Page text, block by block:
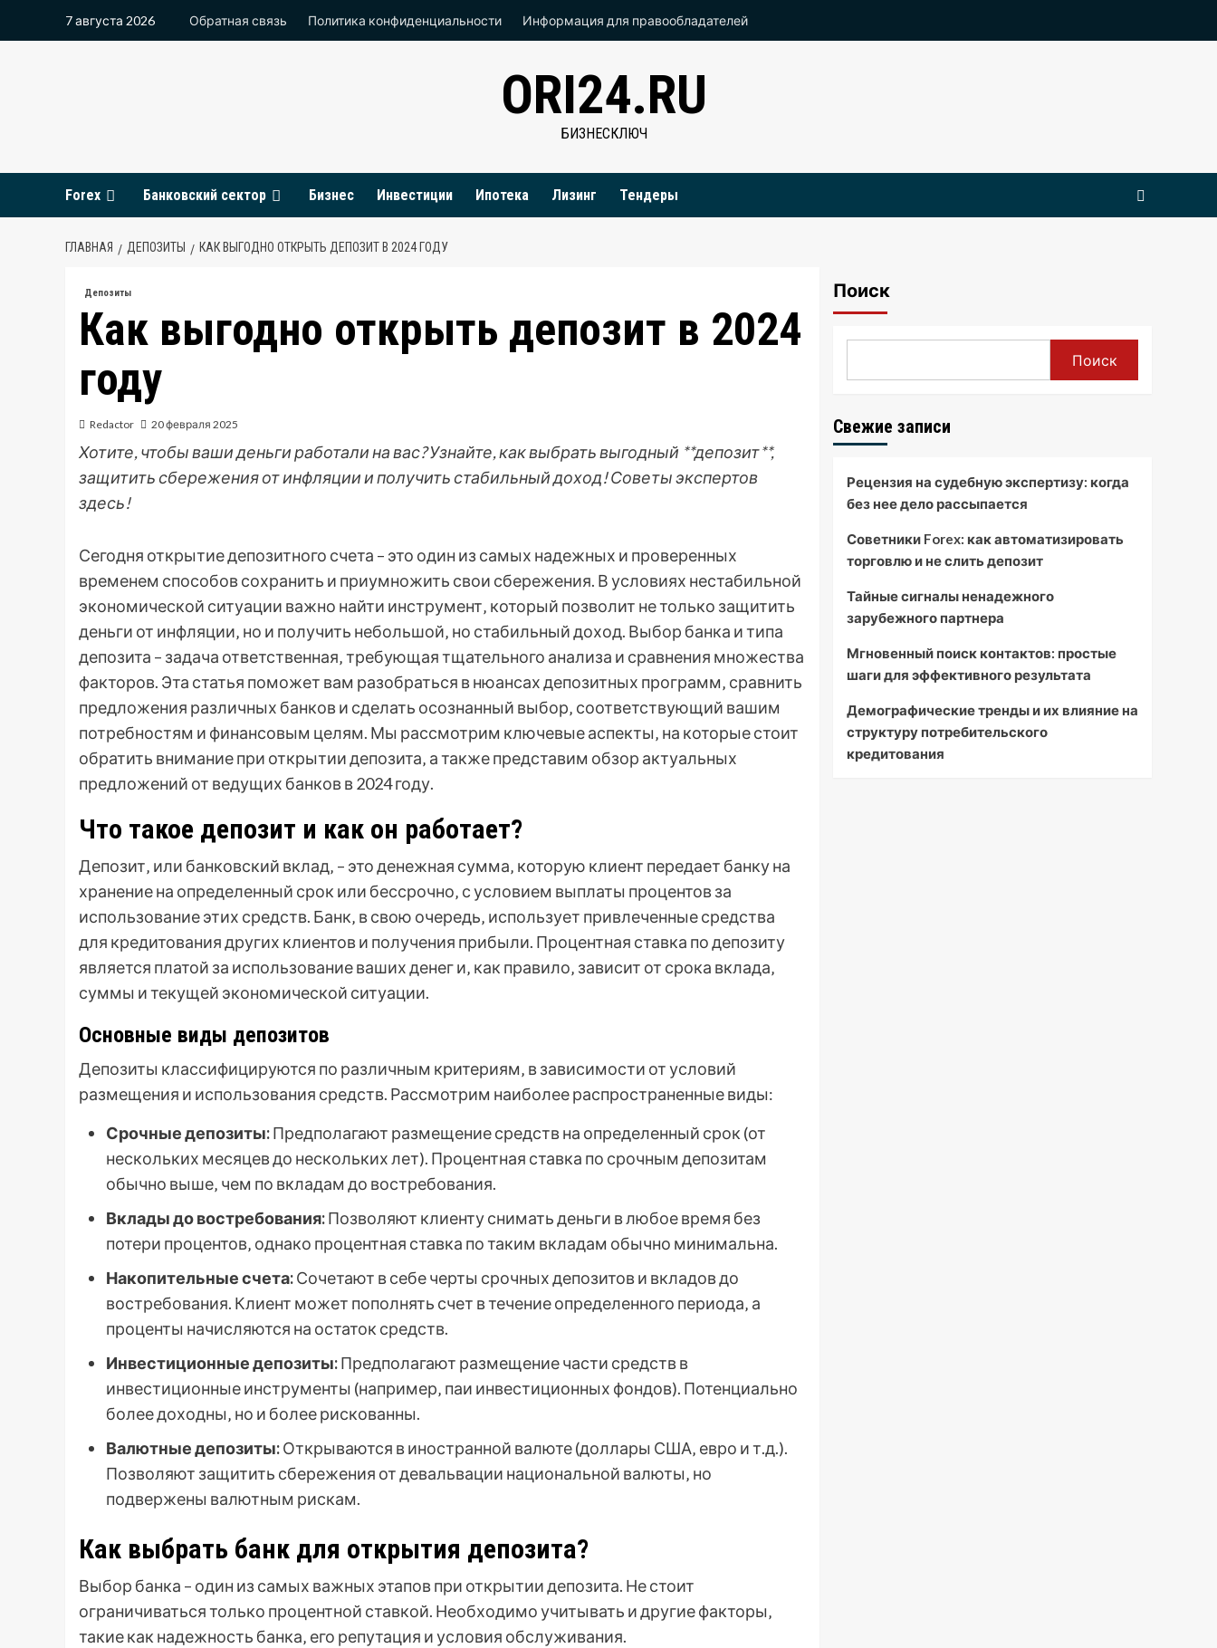
7 августа 2026 Обратная связь Политика конфиденциальности Информация для правообладателей
ORI24.RU
БИЗНЕСКЛЮЧ
Forex Банковский сектор Бизнес Инвестиции Ипотека Лизинг Тендеры
ГЛАВНАЯ ДЕПОЗИТЫ КАК ВЫГОДНО ОТКРЫТЬ ДЕПОЗИТ В 2024 ГОДУ
Депозиты
Как выгодно открыть депозит в 2024
году
Redactor 20 февраля 2025
Хотите, чтобы ваши деньги работали на вас? Узнайте, как выбрать выгодный **депозит**,
защитить сбережения от инфляции и получить стабильный доход! Советы экспертов
здесь!
Сегодня открытие депозитного счета – это один из самых надежных и проверенных
временем способов сохранить и приумножить свои сбережения. В условиях нестабильной
экономической ситуации важно найти инструмент‚ который позволит не только защитить
деньги от инфляции‚ но и получить небольшой‚ но стабильный доход. Выбор банка и типа
депозита – задача ответственная‚ требующая тщательного анализа и сравнения множества
факторов. Эта статья поможет вам разобраться в нюансах депозитных программ‚ сравнить
предложения различных банков и сделать осознанный выбор‚ соответствующий вашим
потребностям и финансовым целям. Мы рассмотрим ключевые аспекты‚ на которые стоит
обратить внимание при открытии депозита‚ а также представим обзор актуальных
предложений от ведущих банков в 2024 году.
Что такое депозит и как он работает?
Депозит‚ или банковский вклад‚ – это денежная сумма‚ которую клиент передает банку на
хранение на определенный срок или бессрочно‚ с условием выплаты процентов за
использование этих средств. Банк‚ в свою очередь‚ использует привлеченные средства
для кредитования других клиентов и получения прибыли. Процентная ставка по депозиту
является платой за использование ваших денег и‚ как правило‚ зависит от срока вклада‚
суммы и текущей экономической ситуации.
Основные виды депозитов
Депозиты классифицируются по различным критериям‚ в зависимости от условий
размещения и использования средств. Рассмотрим наиболее распространенные виды:
Срочные депозиты:Предполагают размещение средств на определенный срок (от
нескольких месяцев до нескольких лет). Процентная ставка по срочным депозитам
обычно выше‚ чем по вкладам до востребования.
Вклады до востребования:Позволяют клиенту снимать деньги в любое время без
потери процентов‚ однако процентная ставка по таким вкладам обычно минимальна.
Накопительные счета:Сочетают в себе черты срочных депозитов и вкладов до
востребования. Клиент может пополнять счет в течение определенного периода‚ а
проценты начисляются на остаток средств.
Инвестиционные депозиты:Предполагают размещение части средств в
инвестиционные инструменты (например‚ паи инвестиционных фондов). Потенциально
более доходны‚ но и более рискованны.
Валютные депозиты:Открываются в иностранной валюте (доллары США‚ евро и т.д.).
Позволяют защитить сбережения от девальвации национальной валюты‚ но
подвержены валютным рискам.
Как выбрать банк для открытия депозита?
Выбор банка – один из самых важных этапов при открытии депозита. Не стоит
ограничиваться только процентной ставкой. Необходимо учитывать и другие факторы‚
такие как надежность банка‚ его репутация и условия обслуживания.
Поиск
Поиск
Свежие записи
Рецензия на судебную экспертизу: когда
без нее дело рассыпается
Советники Forex: как автоматизировать
торговлю и не слить депозит
Тайные сигналы ненадежного
зарубежного партнера
Мгновенный поиск контактов: простые
шаги для эффективного результата
Демографические тренды и их влияние на
структуру потребительского
кредитования